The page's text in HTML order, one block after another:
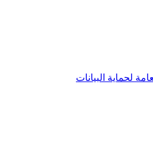
لحماية البيانات